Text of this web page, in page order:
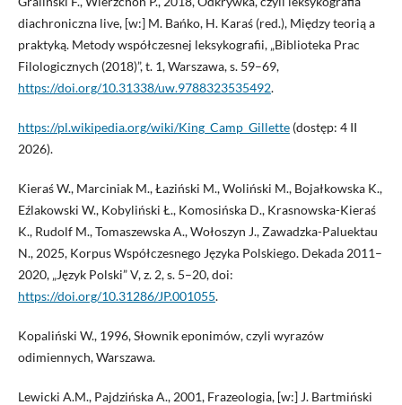
diachroniczna live, [w:] M. Bańko, H. Karaś (red.), Między teorią a
praktyką. Metody współczesnej leksykografii, „Biblioteka Prac
Filologicznych (2018)”, t. 1, Warszawa, s. 59–69,
https://doi.org/10.31338/uw.9788323535492.
https://pl.wikipedia.org/wiki/King_Camp_Gillette(dostęp: 4 II
2026).
Kieraś W., Marciniak M., Łaziński M., Woliński M., Bojałkowska K.,
Eźlakowski W., Kobyliński Ł., Komosińska D., Krasnowska-Kieraś
K., Rudolf M., Tomaszewska A., Wołoszyn J., Zawadzka-Paluektau
N., 2025, Korpus Współczesnego Języka Polskiego. Dekada 2011–
2020, „Język Polski” V, z. 2, s. 5–20, doi:
https://doi.org/10.31286/JP.001055.
Kopaliński W., 1996, Słownik eponimów, czyli wyrazów
odimiennych, Warszawa.
Lewicki A.M., Pajdzińska A., 2001, Frazeologia, [w:] J. Bartmiński